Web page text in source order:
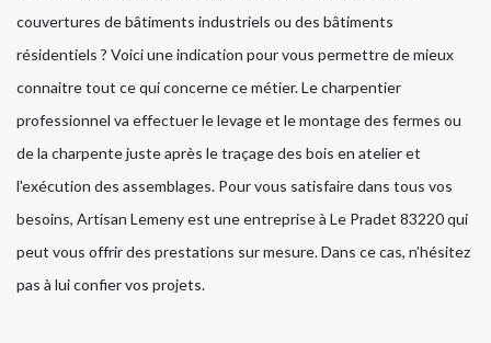
couvertures de bâtiments industriels ou des bâtiments
résidentiels ? Voici une indication pour vous permettre de mieux
connaitre tout ce qui concerne ce métier. Le charpentier
professionnel va effectuer le levage et le montage des fermes ou
de la charpente juste après le traçage des bois en atelier et
l'exécution des assemblages. Pour vous satisfaire dans tous vos
besoins, Artisan Lemeny est une entreprise à Le Pradet 83220 qui
peut vous offrir des prestations sur mesure. Dans ce cas, n’hésitez
pas à lui confier vos projets.